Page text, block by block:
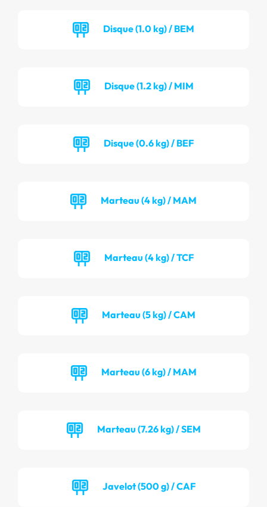
Disque (1.0 kg) / BEM
Disque (1.2 kg) / MIM
Disque (0.6 kg) / BEF
Marteau (4 kg) / MAM
Marteau (4 kg) / TCF
Marteau (5 kg) / CAM
Marteau (6 kg) / MAM
Marteau (7.26 kg) / SEM
Javelot (500 g) / CAF